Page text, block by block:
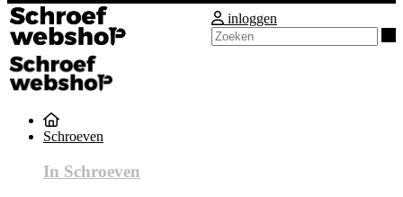
inloggen
Schroeven
In Schroeven